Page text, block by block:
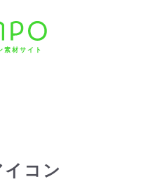
素材サイト
イコン